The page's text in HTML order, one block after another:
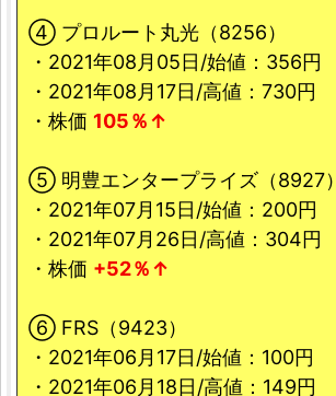
④ プロルート丸光（8256）
・2021年08月05日/始値：356円
・2021年08月17日/高値：730円
・株価 105％↑
⑤ 明豊エンタープライズ（8927）
・2021年07月15日/始値：200円
・2021年07月26日/高値：304円
・株価 +52％↑
⑥ FRS（9423）
・2021年06月17日/始値：100円
・2021年06月18日/高値：149円